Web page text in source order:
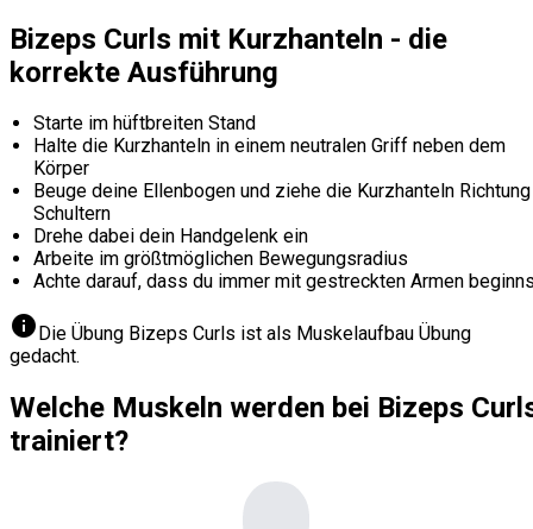
Bizeps Curls mit Kurzhanteln - die
korrekte Ausführung
Starte im hüftbreiten Stand
Halte die Kurzhanteln in einem neutralen Griff neben dem
Körper
Beuge deine Ellenbogen und ziehe die Kurzhanteln Richtung
Schultern
Drehe dabei dein Handgelenk ein
Arbeite im größtmöglichen Bewegungsradius
Achte darauf, dass du immer mit gestreckten Armen
info Die Übung Bizeps Curls ist als Muskelaufbau Übung
gedacht.
Welche Muskeln werden bei Bizeps
trainiert?